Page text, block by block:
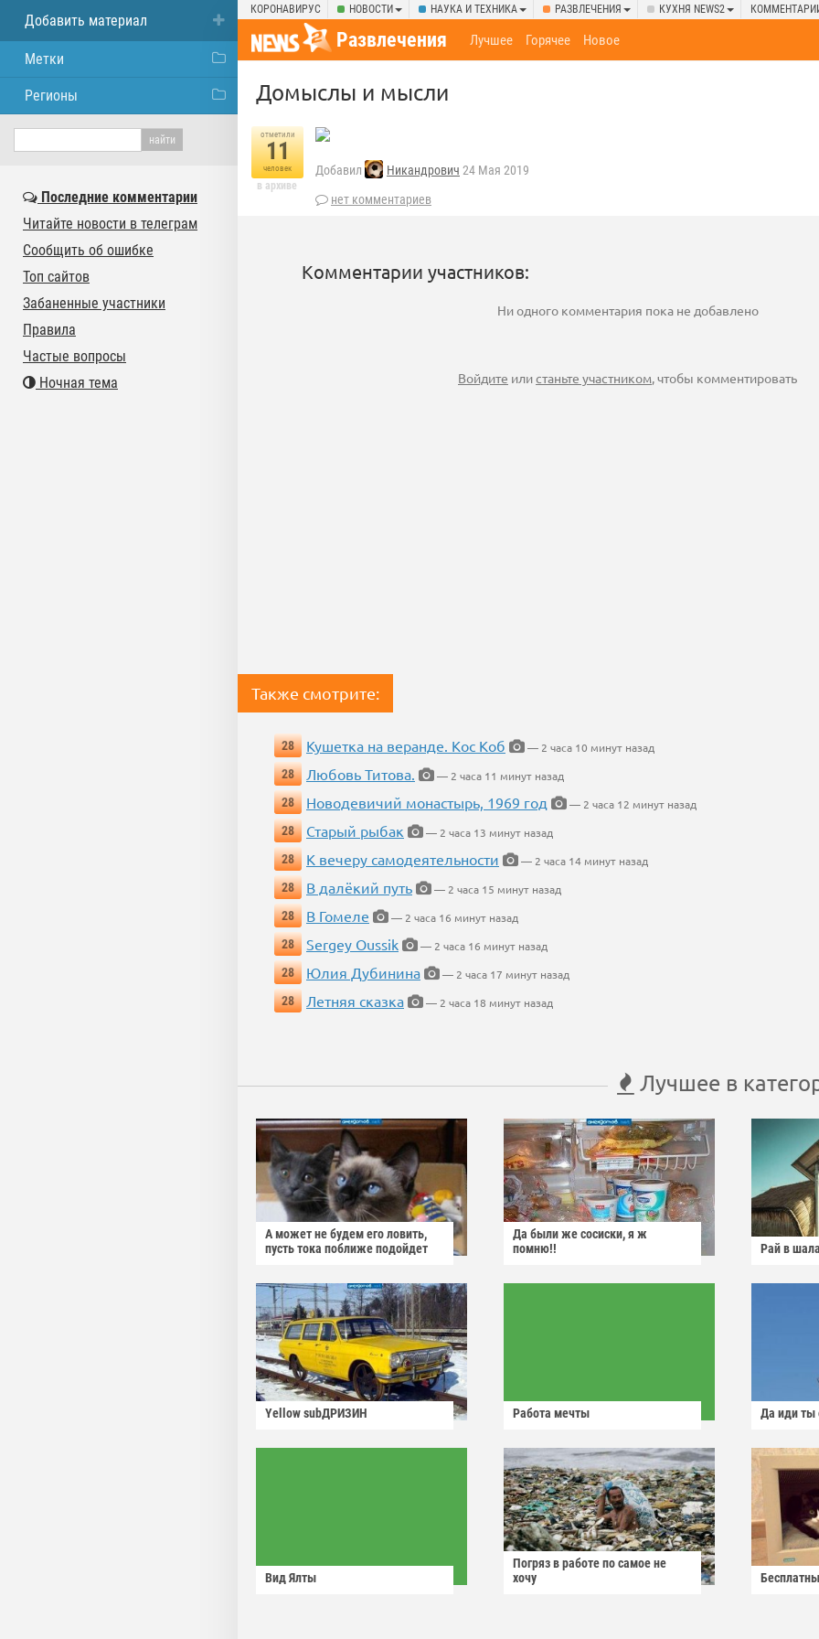
КОРОНАВИРУС НОВОСТИ НАУКА И ТЕХНИКА РАЗВЛЕЧЕНИЯ КУХНЯ NEWS2
Развлечения Лучшее Горячее Новое
Домыслы и мысли
отметили
11
человек
в архиве
Добавил Никандрович 24 Мая 2019
нет комментариев
Комментарии участников:
Ни одного комментария пока не добавлено
Войдите илистаньте участником, чтобы комментировать
Также смотрите:
28 Кушетка на веранде. Кос Коб
— 2 часа 10 минут назад
28
Любовь Титова.
— 2 часа 11 минут назад
28
Новодевичий монастырь, 1969 год
— 2 часа 12 минут назад
28
Старый рыбак
— 2 часа 13 минут назад
28
К вечеру самодеятельности
— 2 часа 14 минут назад
28
В далёкий путь
— 2 часа 15 минут назад
28
В Гомеле
— 2 часа 16 минут назад
28
Sergey Oussik
— 2 часа 16 минут назад
28
Юлия Дубинина
— 2 часа 17 минут назад
28
Летняя сказка — 2 часа 18 минут назад
Лучшее в
А может не будем его ловить,
пусть тока поближе подойдет
Да были же сосиски, я ж
помню!!
Рай в
Yellow subДРИЗИН Работа мечты Да иди ты
Вид Ялты
Погряз в работе по самое не
хочу
Добавить материал
Метки
Регионы
Последние комментарии
Читайте новости в телеграм
Сообщить об ошибке
Топ сайтов
Забаненные участники
Правила
Частые вопросы
Ночная тема